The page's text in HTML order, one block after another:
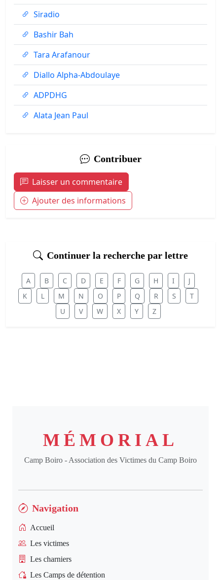
Siradio
Bashir Bah
Tara Arafanour
Diallo Alpha-Abdoulaye
ADPDHG
Alata Jean Paul
Contribuer
Laisser un commentaire
Ajouter des informations
Continuer la recherche par lettre
A B C D E F G H I
J
K
L M N O P Q R S
T
U
V W X Y Z
MÉMORIAL
Camp Boiro - Association des Victimes du Camp Boiro
Navigation
Accueil
Les victimes
Les charniers
Les Camps de détention